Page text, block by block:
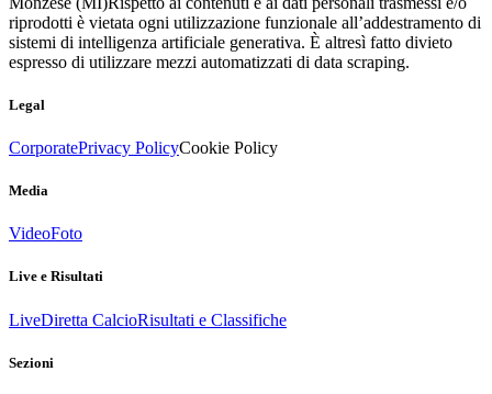
riprodotti è vietata ogni utilizzazione funzionale all’addestramento di
sistemi di intelligenza artificiale generativa. È altresì fatto divieto
espresso di utilizzare mezzi automatizzati di data scraping.
Legal
CorporatePrivacy PolicyCookie Policy
Media
VideoFoto
Live e Risultati
LiveDiretta CalcioRisultati e Classifiche
Sezioni